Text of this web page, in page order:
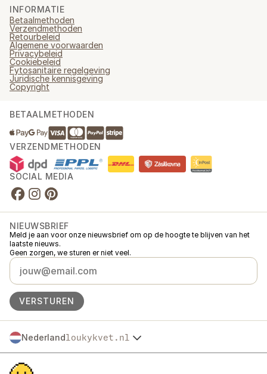
INFORMATIE
Betaalmethoden
Verzendmethoden
Retourbeleid
Algemene voorwaarden
Privacybeleid
Cookiebeleid
Fytosanitaire regelgeving
Juridische kennisgeving
Copyright
BETAALMETHODEN
VERZENDMETHODEN
SOCIAL MEDIA
NIEUWSBRIEF
Meld je aan voor onze nieuwsbrief om op de hoogte te blijven van het
laatste nieuws.
Geen zorgen, we sturen er niet veel.
VERSTUREN
Nederlandloukykvet.nl
Česko
Slovensko
Loukykvět s.r.o. staat ingeschreven in het handelsregister van de